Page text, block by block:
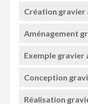
Création gravier
Aménagement
Exemple gravier
Conception
Réalisation